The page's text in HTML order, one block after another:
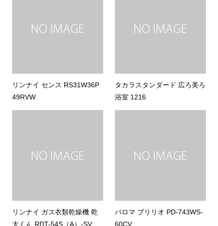
リンナイ センス RS31W36P
49RVW
タカラスタンダード 広ろ美ろ
浴室 1216
リンナイ ガス衣類乾燥機 乾
太くん RDT-54S（A）-SV
パロマ ブリリオ PD-743WS-
60CV